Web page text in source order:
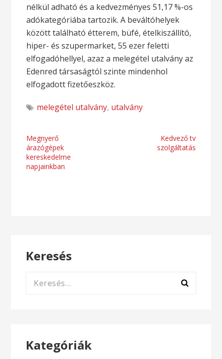
nélkül adható és a kedvezményes 51,17 %-os
adókategóriába tartozik. A beváltóhelyek
között található étterem, büfé, ételkiszállító,
hiper- és szupermarket, 55 ezer feletti
elfogadóhellyel, azaz a melegétel utalvány az
Edenred társaságtól szinte mindenhol
elfogadott fizetőeszköz.
melegétel utalvány, utalvány
Bejegyzés
navigáció
Megnyerő
árazógépek
kereskedelme
napjainkban
Kedvező tv
szolgáltatás
Keresés
Keresés:
Kategóriák